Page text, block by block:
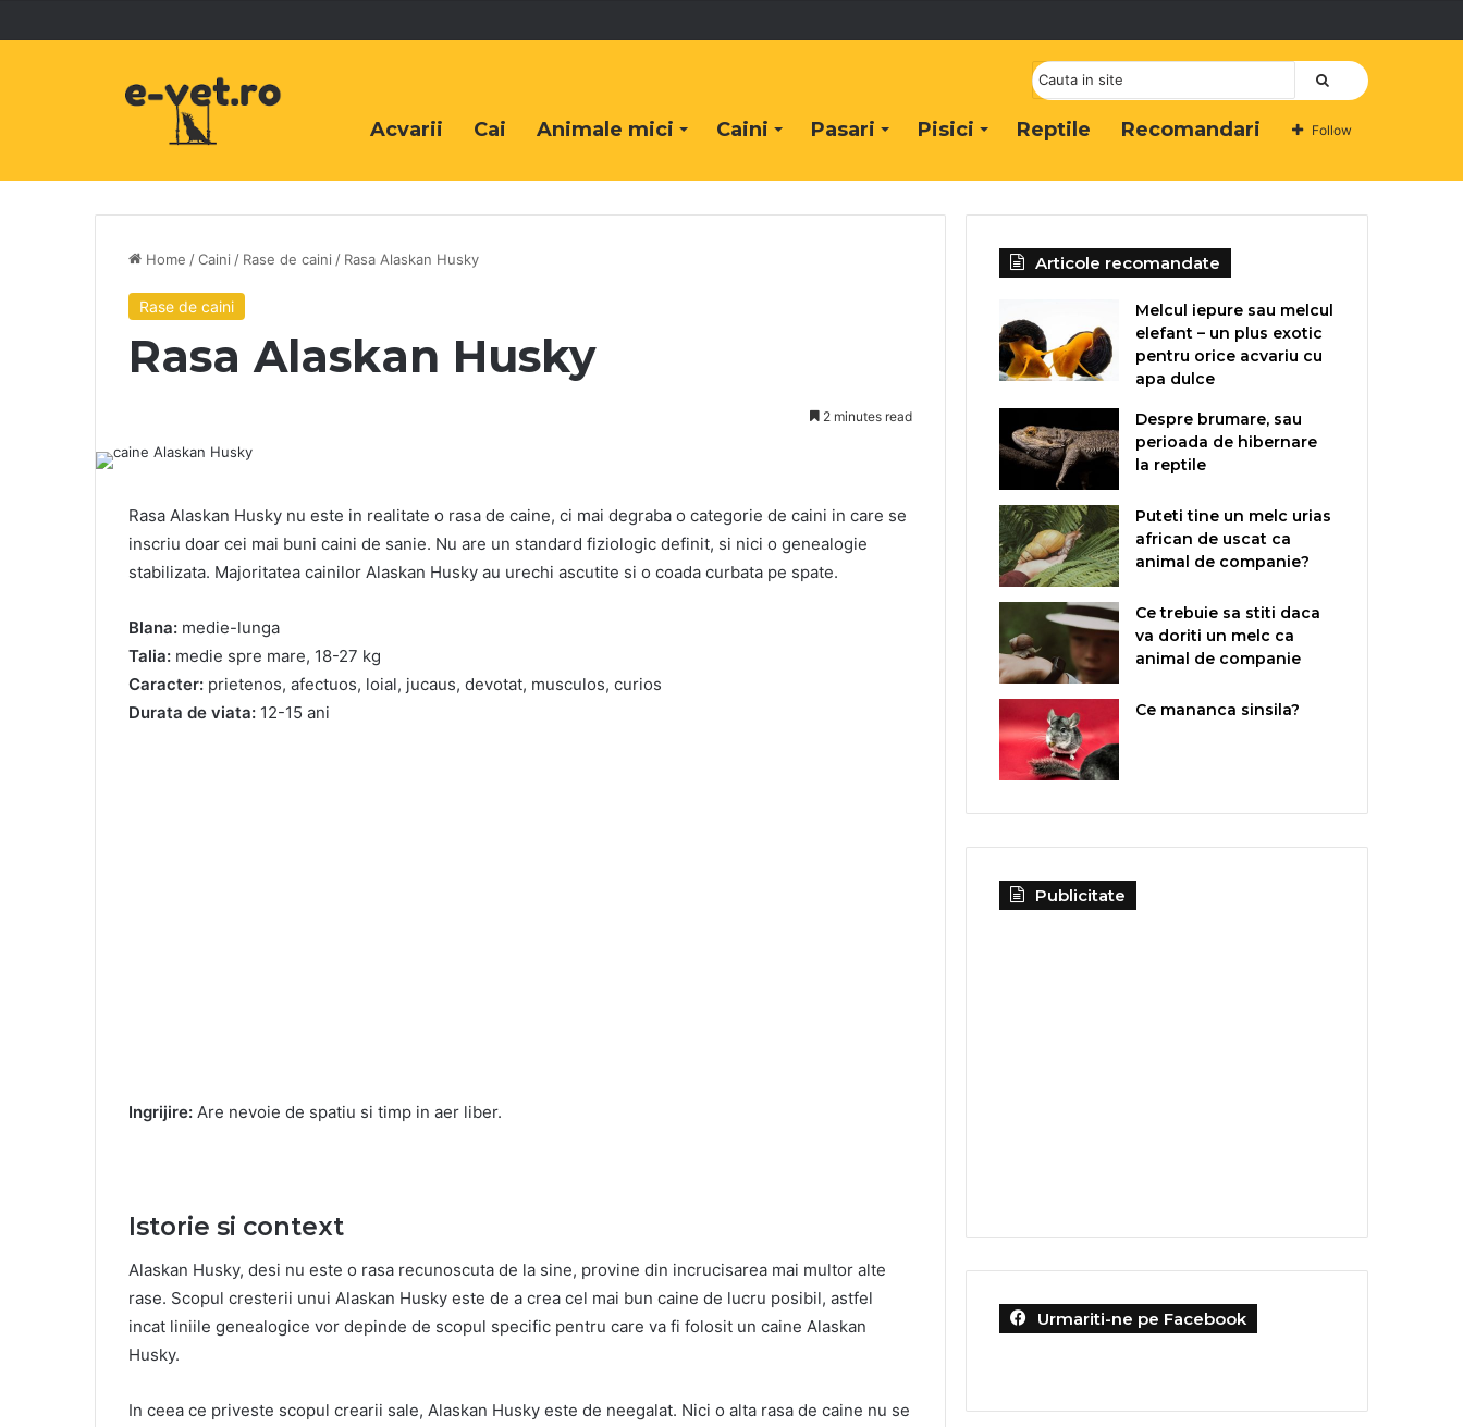
Cauta
Acvarii Cai Animale mici Caini Pasari Pisici Reptile Recomandari Follow
Home /Caini / Rase de caini / Rasa Alaskan Husky
Rase de caini
Rasa Alaskan Husky
2 minutes read
Rasa Alaskan Husky nu este in realitate o rasa de caine, ci mai degraba o categorie de caini in care se
inscriu doar cei mai buni caini de sanie. Nu are un standard fiziologic definit, si nici o genealogie
stabilizata. Majoritatea cainilor Alaskan Husky au urechi ascutite si o coada curbata pe spate.
Blana: medie-lunga
Talia: medie spre mare, 18-27 kg
Caracter: prietenos, afectuos, loial, jucaus, devotat, musculos, curios
Durata de viata: 12-15 ani
Ingrijire: Are nevoie de spatiu si timp in aer liber.
Istorie si context
Alaskan Husky, desi nu este o rasa recunoscuta de la sine, provine din incrucisarea mai multor alte
rase. Scopul cresterii unui Alaskan Husky este de a crea cel mai bun caine de lucru posibil, astfel
incat liniile genealogice vor depinde de scopul specific pentru care va fi folosit un caine Alaskan
Husky.
In ceea ce priveste scopul crearii sale, Alaskan Husky este de neegalat. Nici o alta rasa de caine nu se
Articole recomandate
Melcul iepure sau melcul
elefant – un plus exotic
pentru orice acvariu cu
apa dulce
Despre brumare, sau
perioada de hibernare
la reptile
Puteti tine un melc urias
african de uscat ca
animal de companie?
Ce trebuie sa stiti daca
va doriti un melc ca
animal de companie
Ce mananca sinsila?
Publicitate
Urmariti-ne pe Facebook